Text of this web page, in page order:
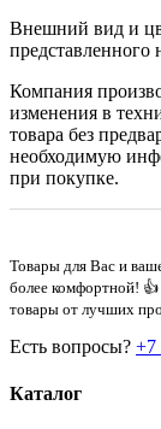
Внешний вид и
представленного
Компания
изменения в
товара без
необходимую
при покупке.
Товары для Вас и
более комфортной!
товары от лучших
Есть вопросы? +7
Каталог